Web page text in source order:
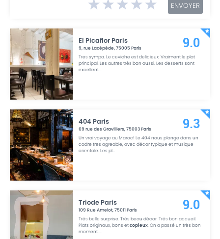
ENVOYER
El Picaflor Paris
9, rue Lacépède,75005Paris
Tres sympa. Le ceviche est delicieux. Vraiment le plat
principal. Les autres très bon aussi. Les desserts sont
excellent...
9.0
404 Paris
69 rue des Gravilliers,75003Paris
Un vrai voyage au Maroc! Le 404 nous plonge dans un
cadre tres agreable, avec décor typique et musique
orientale. Les pl...
9.3
Triode Paris
109 Rue Amelot,75011Paris
Très belle surprise. Très beau décor. Très bon accueil.
Plats originaux, bons etcopieux. On a passé un très bon
moment....
9.0